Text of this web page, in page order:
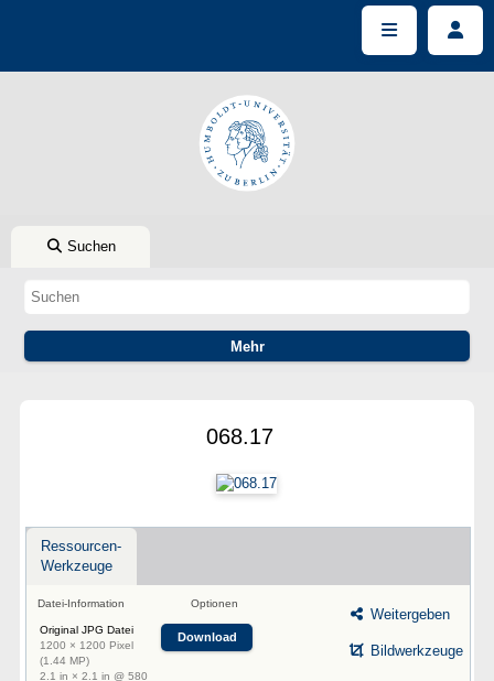
Suchen
068.17
Ressourcen-
Werkzeuge
Datei-Information Optionen
Original JPG Datei
1200 × 1200 Pixel
(1.44 MP)
2.1 in × 2.1 in @ 580
Download
Weitergeben
Bildwerkzeuge